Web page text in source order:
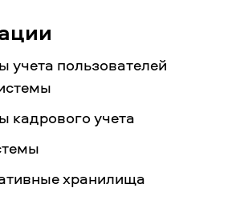
учета пользователей
кадрового учета
хранилища